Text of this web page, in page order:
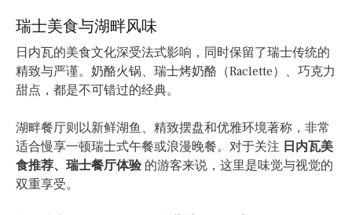
瑞士美食与湖畔风味
日内瓦的美食文化深受法式影响，同时保留了瑞士传统的
精致与严谨。奶酪火锅、瑞士烤奶酪（Raclette）、巧克力
甜点，都是不可错过的经典。
湖畔餐厅则以新鲜湖鱼、精致摆盘和优雅环境著称，非常
适合慢享一顿瑞士式午餐或浪漫晚餐。对于关注 日内瓦美
食推荐、瑞士餐厅体验 的游客来说，这里是味觉与视觉的
双重享受。